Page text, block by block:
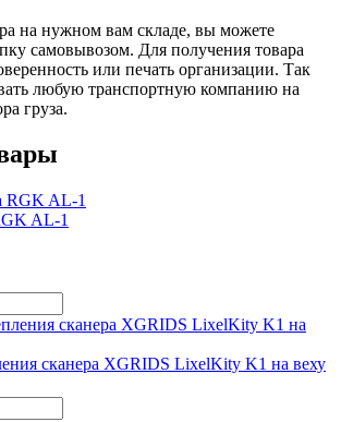
на нужном вам складе, вы можете
самовывозом. Для получения товара
или печать организации. Так
любую транспортную компанию на
груза.
AL-1
сканера XGRIDS LixelKity K1 на веху